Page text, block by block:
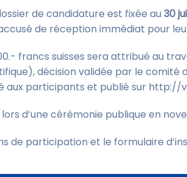
de candidature est fixée au 30
de réception immédiat pour
francs suisses sera attribué au
décision validée par le comité
aux participants et publié sur http://
d’une cérémonie publique en
de participation et le formulaire